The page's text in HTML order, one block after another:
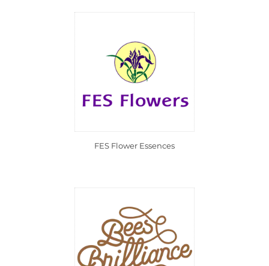
FES Flower Essences